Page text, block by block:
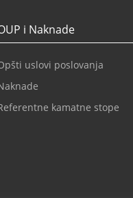
i Naknade
uslovi poslovanja
kamatne stope